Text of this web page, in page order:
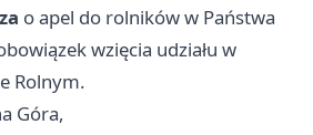
o apel do rolników w Państwa
wzięcia udziału w
Rolnym.
Góra,